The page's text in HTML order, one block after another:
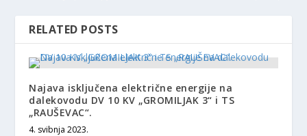
RELATED POSTS
Najava isključena električne energije na
dalekovodu DV 10 KV „GROMILJAK 3“ i TS
„RAUŠEVAC“.
4. svibnja 2023.